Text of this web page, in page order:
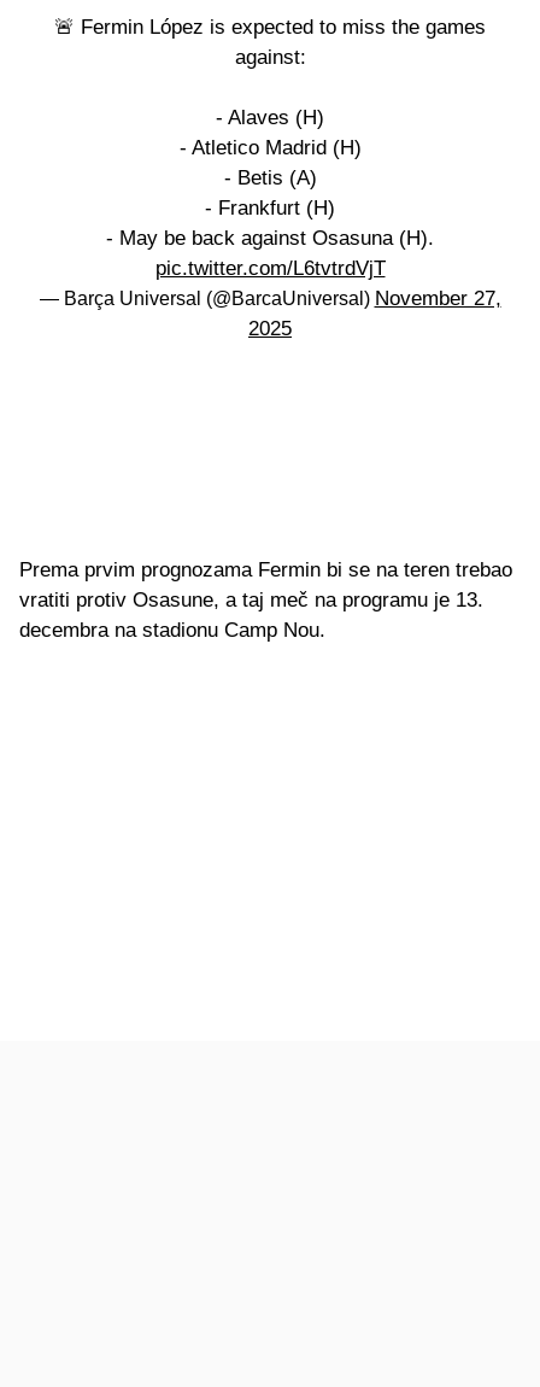
🚨 Fermin López is expected to miss the games
against:
- Alaves (H)
- Atletico Madrid (H)
- Betis (A)
- Frankfurt (H)
- May be back against Osasuna (H).
pic.twitter.com/L6tvtrdVjT
— Barça Universal (@BarcaUniversal) November 27,
2025
Prema prvim prognozama Fermin bi se na teren trebao
vratiti protiv Osasune, a taj meč na programu je 13.
decembra na stadionu Camp Nou.